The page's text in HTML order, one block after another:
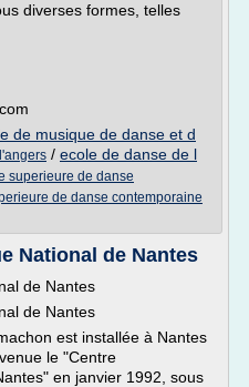
diverses formes, telles
de musique de danse et d
/ ecole de danse de l
superieure de danse
de danse contemporaine
National de Nantes
de Nantes
de Nantes
est installée à Nantes
le "Centre
en janvier 1992, sous